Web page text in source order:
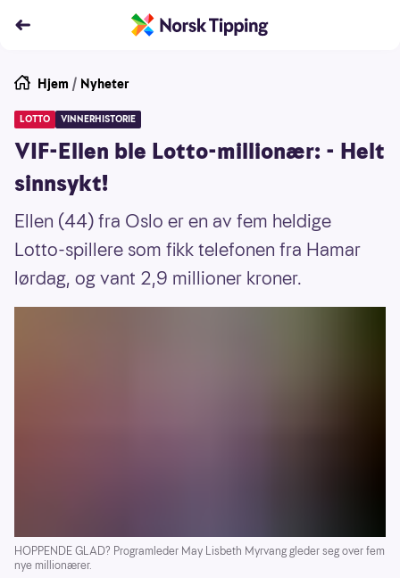
Hjem / Nyheter
LOTTO VINNERHISTORIE
VIF-Ellen ble Lotto-millionær: - Helt
sinnsykt!
Ellen (44) fra Oslo er en av fem heldige
Lotto-spillere som fikk telefonen fra Hamar
lørdag, og vant 2,9 millioner kroner.
HOPPENDE GLAD? Programleder May Lisbeth Myrvang gleder seg over fem
nye millionærer.